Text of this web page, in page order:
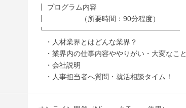
┃ プログラム内容
┃ （所要時間：90分程度）
┗━━━━━━━━━━━━━━━━━━━
・人材業界とはどんな業界？
・業界内の仕事内容ややりがい・大変なこと
・会社説明
・人事担当者へ質問・就活相談タイム！